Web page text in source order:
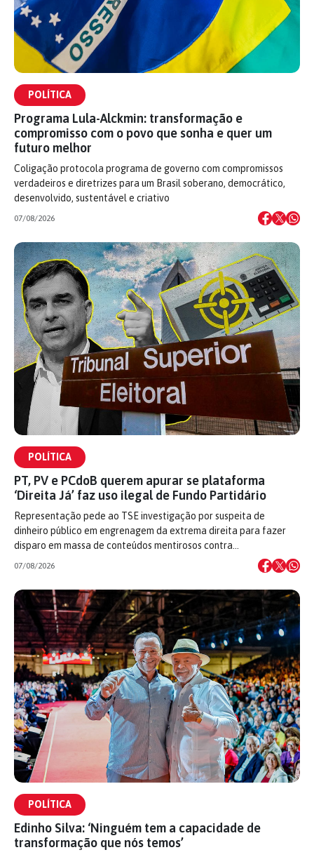
POLÍTICA
Programa Lula-Alckmin: transformação e
compromisso com o povo que sonha e quer um
futuro melhor
Coligação protocola programa de governo com compromissos
verdadeiros e diretrizes para um Brasil soberano, democrático,
desenvolvido, sustentável e criativo
07/08/2026
POLÍTICA
PT, PV e PCdoB querem apurar se plataforma
‘Direita Já’ faz uso ilegal de Fundo Partidário
Representação pede ao TSE investigação por suspeita de
dinheiro público em engrenagem da extrema direita para fazer
disparo em massa de conteúdos mentirosos contra…
07/08/2026
POLÍTICA
Edinho Silva: ‘Ninguém tem a capacidade de
transformação que nós temos’